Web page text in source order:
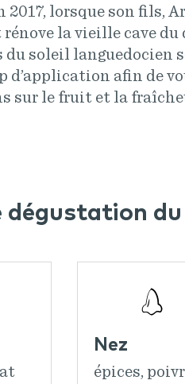
2017, lorsque son fils,
la vieille cave du
du soleil languedocien
d’application afin de
sur le fruit et la
dégustation
Nez
épices,